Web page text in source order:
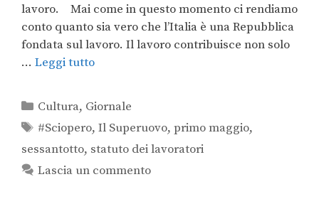
lavoro. Mai come in questo momento ci rendiamo
conto quanto sia vero che l’Italia è una Repubblica
fondata sul lavoro. Il lavoro contribuisce non solo
… Leggi tutto
Cultura, Giornale
#Sciopero,Il Superuovo,primo maggio,
sessantotto, statuto dei lavoratori
Lascia un commento